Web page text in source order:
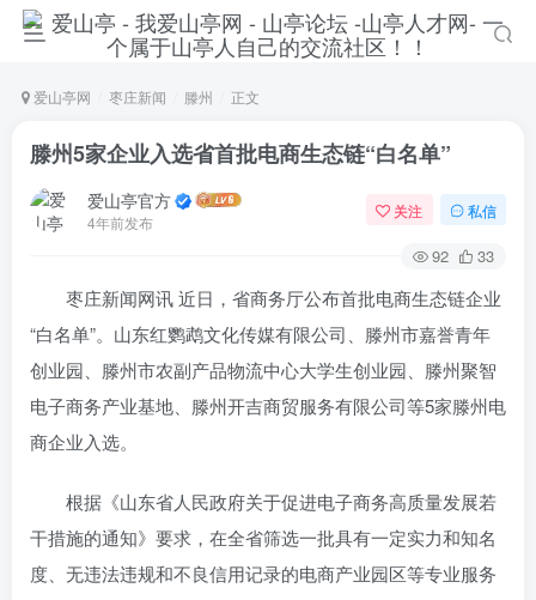
爱山亭网 枣庄新闻 滕州 正文
滕州5家企业入选省首批电商生态链“白名单”
爱山亭官方
4年前发布
关注 私信
92 33
枣庄新闻网讯 近日，省商务厅公布首批电商生态链企业
“白名单”。山东红鹦鹉文化传媒有限公司、滕州市嘉誉青年
创业园、滕州市农副产品物流中心大学生创业园、滕州聚智
电子商务产业基地、滕州开吉商贸服务有限公司等5家滕州电
商企业入选。
根据《山东省人民政府关于促进电子商务高质量发展若
干措施的通知》要求，在全省筛选一批具有一定实力和知名
度、无违法违规和不良信用记录的电商产业园区等专业服务